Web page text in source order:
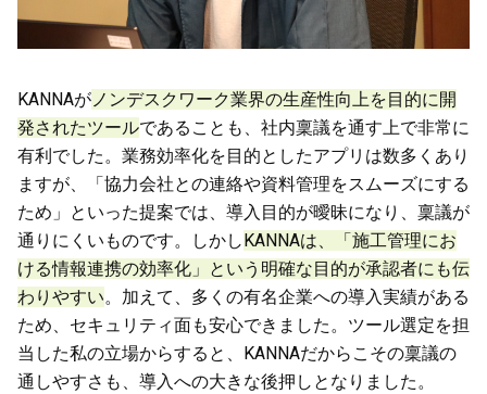
KANNAがノンデスクワーク業界の生産性向上を目的に開
発されたツールであることも、社内稟議を通す上で非常に
有利でした。業務効率化を目的としたアプリは数多くあり
ますが、「協力会社との連絡や資料管理をスムーズにする
ため」といった提案では、導入目的が曖昧になり、稟議が
通りにくいものです。しかし KANNAは、「施工管理にお
ける情報連携の効率化」という明確な目的が承認者にも伝
わりやすい。加えて、多くの有名企業への導入実績がある
ため、セキュリティ面も安心できました。ツール選定を担
当した私の立場からすると、KANNAだからこその稟議の
通しやすさも、導入への大きな後押しとなりました。